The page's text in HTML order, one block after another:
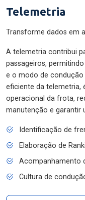
Telemetria
Transforme dados em
A telemetria contribui
passageiros,
e o modo de
eficiente da telemetria,
operacional da frota,
manutenção e garantir
Identificação de
Elaboração de
Acompanhamento
Cultura de